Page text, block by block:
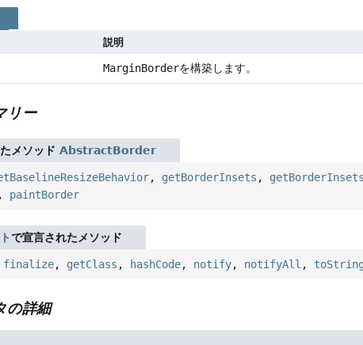
説明
MarginBorderを構築します。
リー
メソッドAbstractBorder
, getBorderInsets , getBorderInsets
, paintBorder
で宣言されたメソッド
finalize, getClass , hashCode, notify, notifyAll , toString
の詳細